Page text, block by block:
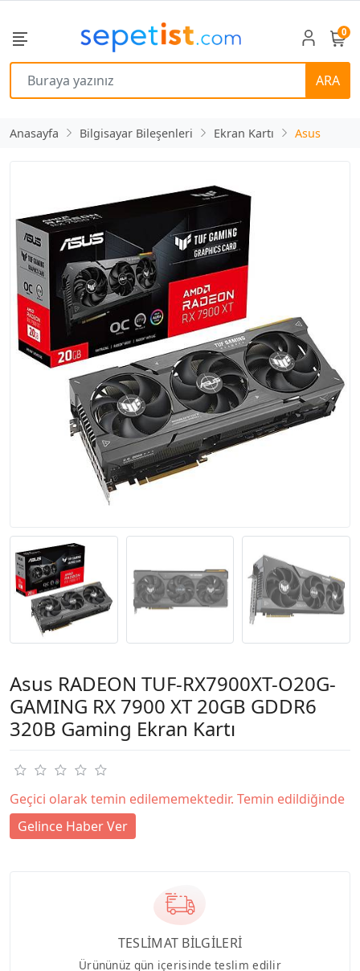
ARA
0
Anasayfa Bilgisayar Bileşenleri Ekran Kartı Asus
Asus RADEON TUF-RX7900XT-O20G-
GAMING RX 7900 XT 20GB GDDR6
320B Gaming Ekran Kartı
Geçici olarak temin edilememektedir. Temin edildiğinde
Gelince Haber Ver
TESLİMAT BİLGİLERİ
Ürününüz gün içerisinde teslim edilir